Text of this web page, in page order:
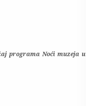
programa Noći muzeja u